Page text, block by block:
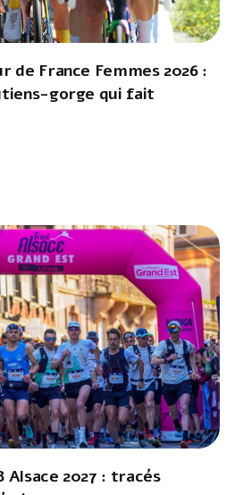
de France Femmes 2026 :
gorge qui fait
Alsace 2027 : tracés